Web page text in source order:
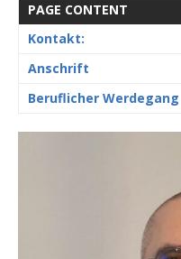
PAGE CONTENT
Kontakt:
Anschrift
Beruflicher Werdegang